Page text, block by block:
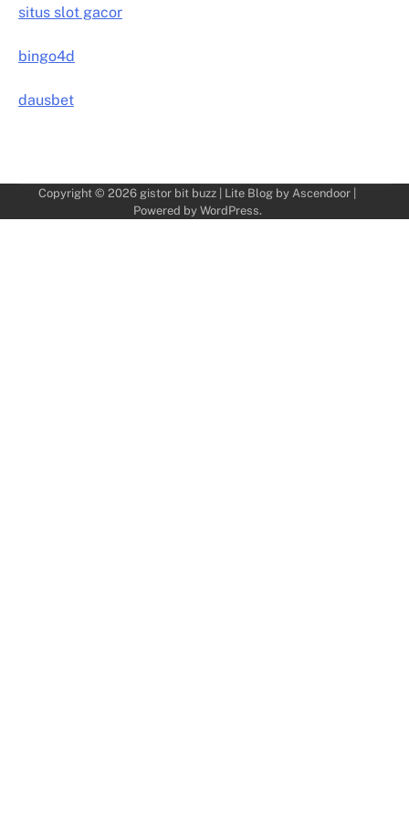
situs slot gacor
bingo4d
dausbet
Copyright © 2026 gistor bit buzz | Lite Blog by Ascendoor
Powered by WordPress.